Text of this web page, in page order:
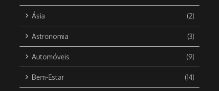
Ásia (2)
Astronomia (3)
Automóveis (9)
Bem-Estar (14)